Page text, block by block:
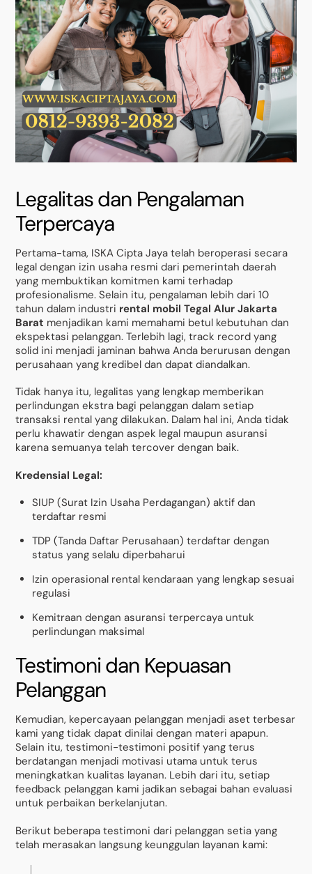
Legalitas dan Pengalaman
Terpercaya
Pertama-tama, ISKA Cipta Jaya telah beroperasi secara
legal dengan izin usaha resmi dari pemerintah daerah
yang membuktikan komitmen kami terhadap
profesionalisme. Selain itu, pengalaman lebih dari 10
tahun dalam industri rental mobil Tegal Alur Jakarta
Barat menjadikan kami memahami betul kebutuhan dan
ekspektasi pelanggan. Terlebih lagi, track record yang
solid ini menjadi jaminan bahwa Anda berurusan dengan
perusahaan yang kredibel dan dapat diandalkan.
Tidak hanya itu, legalitas yang lengkap memberikan
perlindungan ekstra bagi pelanggan dalam setiap
transaksi rental yang dilakukan. Dalam hal ini, Anda tidak
perlu khawatir dengan aspek legal maupun asuransi
karena semuanya telah tercover dengan baik.
Kredensial Legal:
SIUP (Surat Izin Usaha Perdagangan) aktif dan
terdaftar resmi
TDP (Tanda Daftar Perusahaan) terdaftar dengan
status yang selalu diperbaharui
Izin operasional rental kendaraan yang lengkap sesuai
regulasi
Kemitraan dengan asuransi terpercaya untuk
perlindungan maksimal
Testimoni dan Kepuasan
Pelanggan
Kemudian, kepercayaan pelanggan menjadi aset terbesar
kami yang tidak dapat dinilai dengan materi apapun.
Selain itu, testimoni-testimoni positif yang terus
berdatangan menjadi motivasi utama untuk terus
meningkatkan kualitas layanan. Lebih dari itu, setiap
feedback pelanggan kami jadikan sebagai bahan evaluasi
untuk perbaikan berkelanjutan.
Berikut beberapa testimoni dari pelanggan setia yang
telah merasakan langsung keunggulan layanan kami: